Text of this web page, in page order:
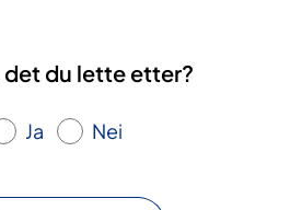
det du lette etter?
Ja Nei